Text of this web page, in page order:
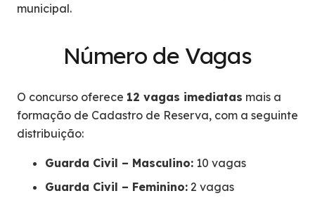
municipal.
Número de Vagas
O concurso oferece 12 vagas imediatas mais a
formação de Cadastro de Reserva, com a seguinte
distribuição:
Guarda Civil – Masculino: 10 vagas
Guarda Civil – Feminino: 2 vagas